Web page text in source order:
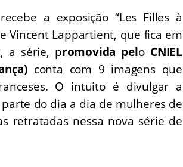
a exposição “Les Filles à
Vincent Lappartient, que fica em
a série, promovida pelo CNIEL
conta com 9 imagens que
O intuito é divulgar a
do dia a dia de mulheres de
retratadas nessa nova série de